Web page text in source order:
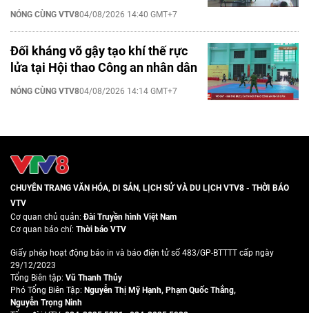
NÓNG CÙNG VTV804/08/2026 14:40 GMT+7
Đối kháng võ gậy tạo khí thế rực
lửa tại Hội thao Công an nhân dân
NÓNG CÙNG VTV804/08/2026 14:14 GMT+7
CHUYÊN TRANG VĂN HÓA, DI SẢN, LỊCH SỬ VÀ DU LỊCH VTV8 - THỜI BÁO
VTV
Cơ quan chủ quản:Đài Truyền hình Việt Nam
Cơ quan báo chí: Thời báo VTV
Giấy phép hoạt động báo in và báo điện tử số 483/GP-BTTTT cấp ngày
29/12/2023
Tổng Biên tập: Vũ Thanh Thủy
Phó Tổng Biên Tập: Nguyễn Thị Mỹ Hạnh, Phạm Quốc Thắng,
Nguyễn Trọng Ninh